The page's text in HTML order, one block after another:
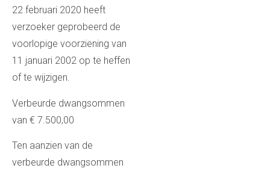
22 februari 2020 heeft
verzoeker geprobeerd de
voorlopige voorziening van
11 januari 2002 op te heffen
of te wijzigen.
Verbeurde dwangsommen
van € 7.500,00
Ten aanzien van de
verbeurde dwangsommen